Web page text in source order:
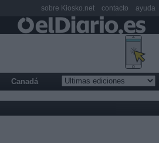
Canadá
sobre Kiosko.net contacto ayuda